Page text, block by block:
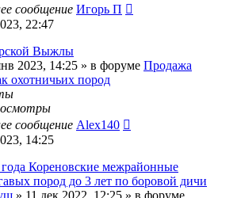
сообщение Игорь П
22:47
Выжлы
2023, 14:25 » в форуме Продажа
охотничьих пород
сообщение Alex140
14:25
года Кореновские межрайонные
пород до 3 лет по боровой дичи
» 11 дек 2022, 12:25 » в форуме